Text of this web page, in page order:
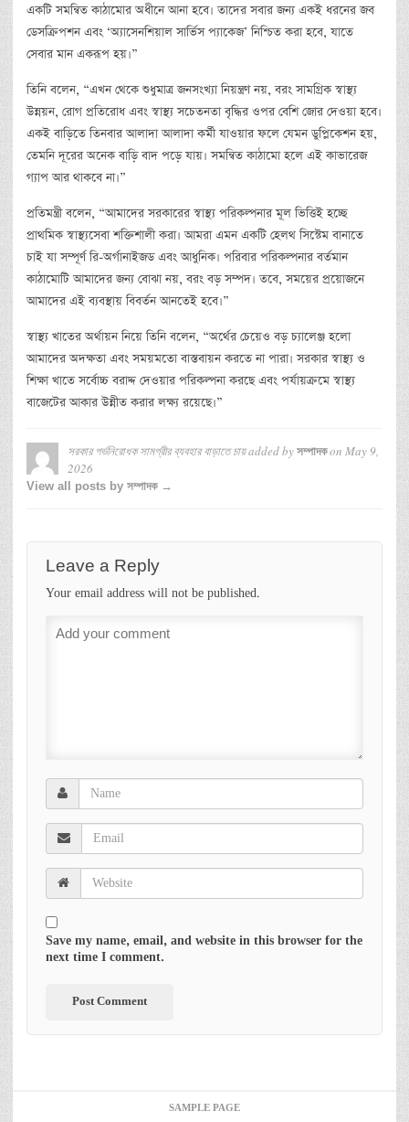
একটি সমন্বিত কাঠামোর অধীনে আনা হবে। তাদের সবার জন্য একই ধরনের জব
ডেসক্রিপশন এবং ‘অ্যাসেনশিয়াল সার্ভিস প্যাকেজ’ নিশ্চিত করা হবে, যাতে
সেবার মান একরূপ হয়।”
তিনি বলেন, “এখন থেকে শুধুমাত্র জনসংখ্যা নিয়ন্ত্রণ নয়, বরং সামগ্রিক স্বাস্থ্য
উন্নয়ন, রোগ প্রতিরোধ এবং স্বাস্থ্য সচেতনতা বৃদ্ধির ওপর বেশি জোর দেওয়া হবে।
একই বাড়িতে তিনবার আলাদা আলাদা কর্মী যাওয়ার ফলে যেমন ডুপ্লিকেশন হয়,
তেমনি দূরের অনেক বাড়ি বাদ পড়ে যায়। সমন্বিত কাঠামো হলে এই কাভারেজ
গ্যাপ আর থাকবে না।”
প্রতিমন্ত্রী বলেন, “আমাদের সরকারের স্বাস্থ্য পরিকল্পনার মূল ভিত্তিই হচ্ছে
প্রাথমিক স্বাস্থ্যসেবা শক্তিশালী করা। আমরা এমন একটি হেলথ সিস্টেম বানাতে
চাই যা সম্পূর্ণ রি-অর্গানাইজড এবং আধুনিক। পরিবার পরিকল্পনার বর্তমান
কাঠামোটি আমাদের জন্য বোঝা নয়, বরং বড় সম্পদ। তবে, সময়ের প্রয়োজনে
আমাদের এই ব্যবস্থায় বিবর্তন আনতেই হবে।”
স্বাস্থ্য খাতের অর্থায়ন নিয়ে তিনি বলেন, “অর্থের চেয়েও বড় চ্যালেঞ্জ হলো
আমাদের অদক্ষতা এবং সময়মতো বাস্তবায়ন করতে না পারা। সরকার স্বাস্থ্য ও
শিক্ষা খাতে সর্বোচ্চ বরাদ্দ দেওয়ার পরিকল্পনা করছে এবং পর্যায়ক্রমে স্বাস্থ্য
বাজেটের আকার উন্নীত করার লক্ষ্য রয়েছে।”
সরকার গর্ভনিরোধক সামগ্রীর ব্যবহার বাড়াতে চায়added by সম্পাদকon May 9,
2026
View all posts by সম্পাদক →
Leave a Reply
Your email address will not be published.
Save my name, email, and website in this browser for the
next time I comment.
SAMPLE PAGE